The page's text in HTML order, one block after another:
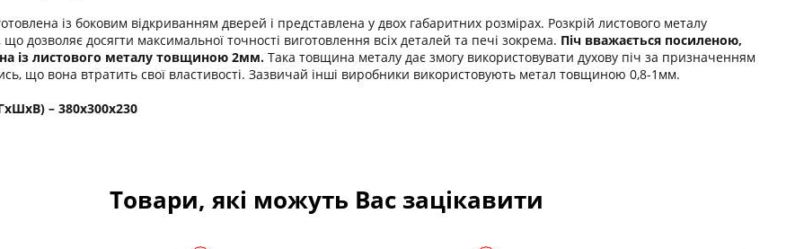
із боковим відкриванням дверей і представлена у двох габаритних розмірах. Розкрій листового металу
дозволяє досягти максимальної точності виготовлення всіх деталей та печі зокрема. Піч вважається посиленою,
із листового металу товщиною 2мм. Така товщина металу дає змогу використовувати духову піч за призначенням
що вона втратить свої властивості. Зазвичай інші виробники використовують метал товщиною 0,8-1мм.
– 380х300х230
Товари, які можуть Вас зацікавити